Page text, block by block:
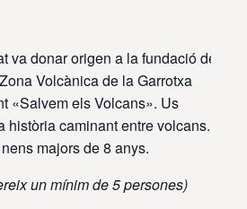
va donar origen a la fundació del
Volcànica de la Garrotxa
«Salvem els Volcans». Us
història caminant entre volcans.
majors de 8 anys.
un mínim de 5 persones)